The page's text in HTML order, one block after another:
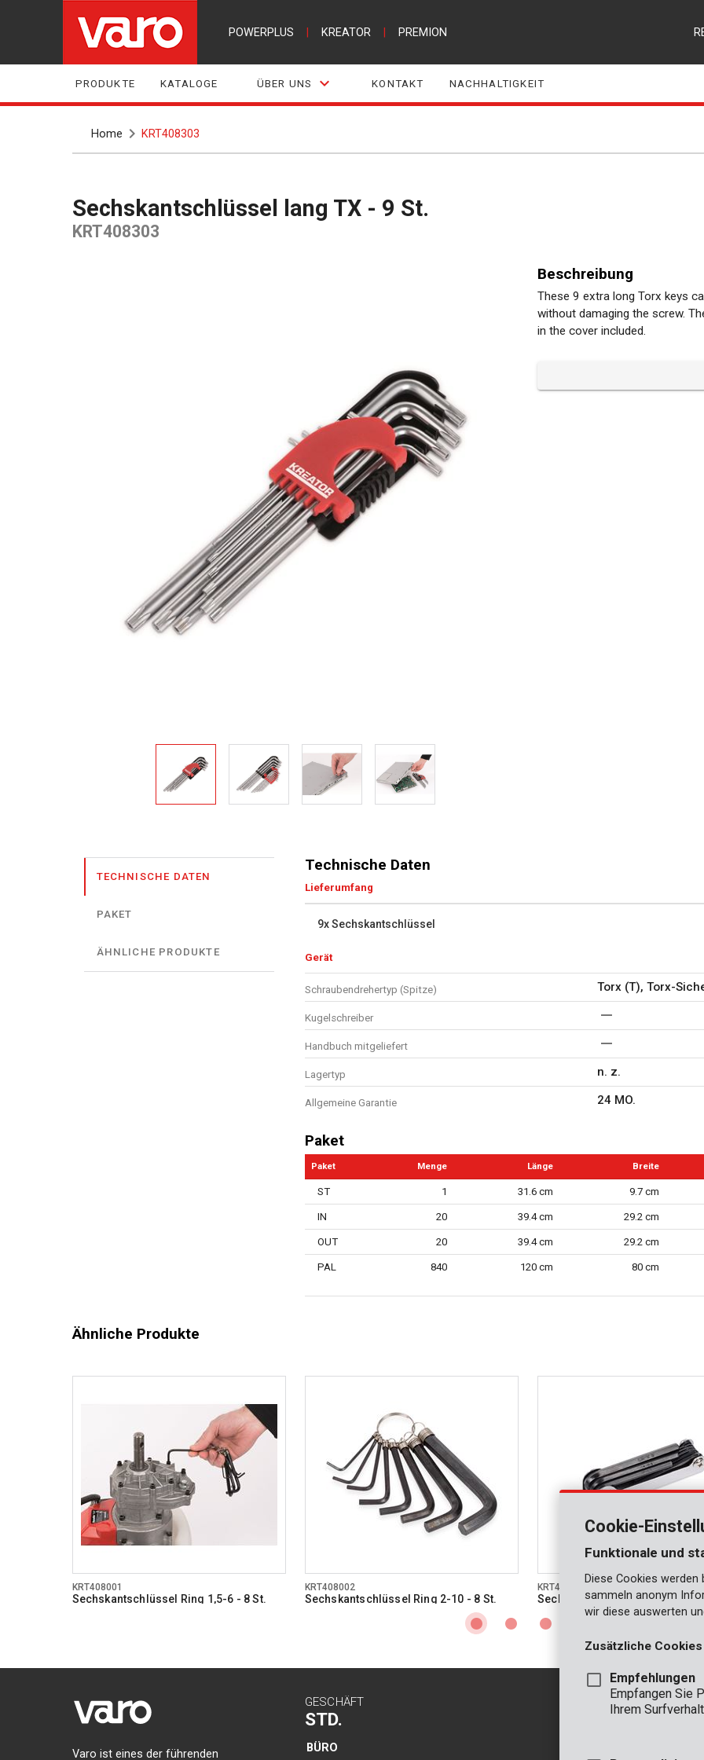
POWERPLUS KREATOR PREMION
PRODUKTE KATALOGE ÜBER UNS KONTAKT NACHHALTIGKEIT
Home KRT408303
Sechskantschlüssel lang TX - 9 St.
KRT408303
Beschreibung
These 9 extra long Torx keys
without damaging the screw.
in the cover included.
TECHNISCHE DATEN
PAKET
ÄHNLICHE PRODUKTE
Technische Daten
Lieferumfang
9x Sechskantschlüssel
Gerät
Schraubendrehertyp (Spitze) Torx (T), Torx-
Kugelschreiber
Handbuch mitgeliefert
Lagertyp n. z.
Allgemeine Garantie 24 MO.
Paket
Paket Menge Länge Breite
ST 1 31.6 cm 9.7 cm
IN 20 39.4 cm 29.2 cm
OUT 20 39.4 cm 29.2 cm
PAL 840 120 cm 80 cm
Ähnliche Produkte
KRT408001
Sechskantschlüssel Ring 1,5-6 - 8 St.
KRT408002
Sechskantschlüssel Ring 2-10 - 8 St.
KRT408101
Sechskantschlüssel 1,5-8 - 8 St.
Varo ist eines der führenden
GESCHÄFT
STD.
BÜRO
KONTAKT
INFO
Cookie-
Funktionale und
Diese Cookies
sammeln anonym
wir diese auswerten
Zusätzliche Cookies
Empfehlungen
Empfangen Sie
Ihrem